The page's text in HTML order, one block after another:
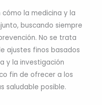
la medicina y la
buscando siempre
No se trata
ajustes finos basados
y la investigación
fin de ofrecer a los
saludable posible.